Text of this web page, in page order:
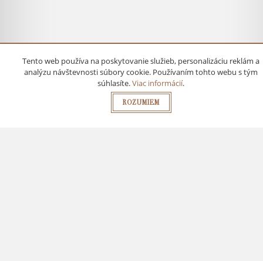
Tento web používa na poskytovanie služieb, personalizáciu reklám a
analýzu návštevnosti súbory cookie. Používaním tohto webu s tým
súhlasíte.Viac informácií.
ROZUMIEM